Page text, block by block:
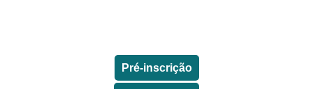
Pré-inscrição